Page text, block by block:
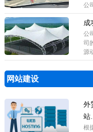
公
成
公
司
源
网站建设
外
站..
根